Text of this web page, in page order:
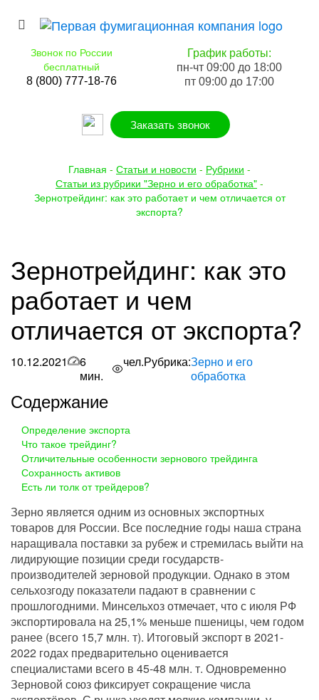
Звонок по России
бесплатный
8 (800) 777-18-76
График работы:
пн-чт 09:00 до 18:00
пт 09:00 до 17:00
Заказать звонок
Главная - Статьи и новости - Рубрики -
Статьи из рубрики "Зерно и его обработка" -
Зернотрейдинг: как это работает и чем отличается от
экспорта?
Зернотрейдинг: как это
работает и чем
отличается от экспорта?
10.12.2021
6
мин.
чел.Рубрика:Зерно и его
обработка
Содержание
Определение экспорта
Что такое трейдинг?
Отличительные особенности зернового трейдинга
Сохранность активов
Есть ли толк от трейдеров?
Зерно является одним из основных экспортных
товаров для России. Все последние годы наша страна
наращивала поставки за рубеж и стремилась выйти на
лидирующие позиции среди государств-
производителей зерновой продукции. Однако в этом
сельхозгоду показатели падают в сравнении с
прошлогодними. Минсельхоз отмечает, что с июля РФ
экспортировала на 25,1% меньше пшеницы, чем годом
ранее (всего 15,7 млн. т). Итоговый экспорт в 2021-
2022 годах предварительно оценивается
специалистами всего в 45-48 млн. т. Одновременно
Зерновой союз фиксирует сокращение числа